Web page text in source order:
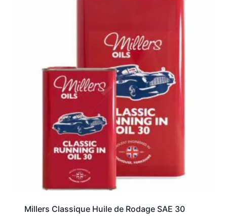
Millers Classique Huile de Rodage SAE 30